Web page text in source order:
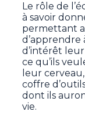
Le rôle de
à savoir
permettant
d’apprendre
d’intérêt
ce qu’ils
leur
coffre
dont ils
vie.